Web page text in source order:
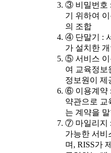
③ 비밀번호
기 위하여
의 조합
④ 단말기 :
가 설치한
⑤ 서비스 이
여 교육정보
정보원이 제
⑥ 이용계약 :
약관으로 교
는 계약을
⑦ 마일리지
가능한 서비
며, RISS가